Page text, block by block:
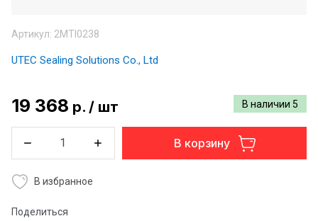
Артикул: 2MTI0238
UTEC Sealing Solutions Co., Ltd
В наличии 5
19 368 р. / шт
В корзину
В избранное
Поделиться